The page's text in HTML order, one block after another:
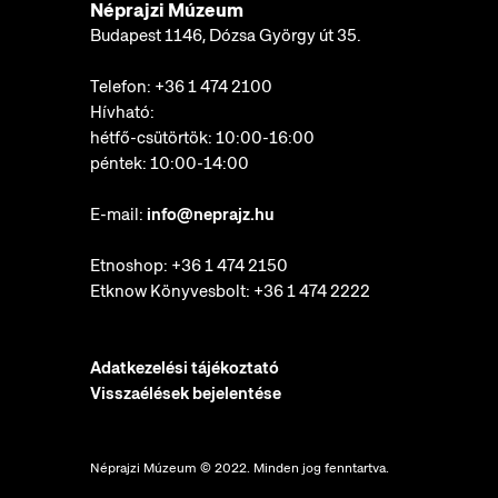
Néprajzi Múzeum
Budapest 1146, Dózsa György út 35.
Telefon: +36 1 474 2100
Hívható:
hétfő-csütörtök: 10:00-16:00
péntek: 10:00-14:00
E-mail: info@neprajz.hu
Etnoshop: +36 1 474 2150
Etknow Könyvesbolt: +36 1 474 2222
Adatkezelési tájékoztató
Visszaélések bejelentése
Néprajzi Múzeum © 2022. Minden jog fenntartva.